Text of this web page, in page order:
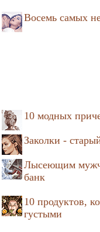
Восемь самых
10 модных
Заколки -
Лысеющим
банк
10 продуктов,
густыми